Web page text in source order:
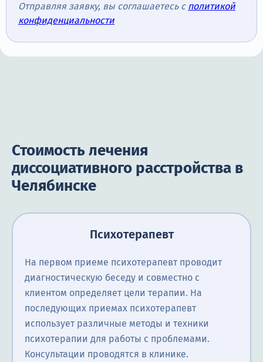
Отправляя заявку, вы соглашаетесь с политикой
конфиденциальности
Стоимость лечения
диссоциативного расстройства в
Челябинске
Психотерапевт
На первом приеме психотерапевт проводит
диагностическую беседу и совместно с
клиентом определяет цели терапии. На
последующих приемах психотерапевт
использует различные методы и техники
психотерапии для работы с проблемами.
Консультации проводятся в клинике.